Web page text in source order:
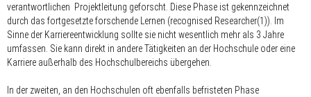
verantwortlichen Projektleitung geforscht. Diese Phase ist gekennzeichnet
durch das fortgesetzte forschende Lernen (recognised Researcher(1)). Im
Sinne der Karriereentwicklung sollte sie nicht wesentlich mehr als 3 Jahre
umfassen. Sie kann direkt in andere Tätigkeiten an der Hochschule oder eine
Karriere außerhalb des Hochschulbereichs übergehen.
In der zweiten, an den Hochschulen oft ebenfalls befristeten Phase